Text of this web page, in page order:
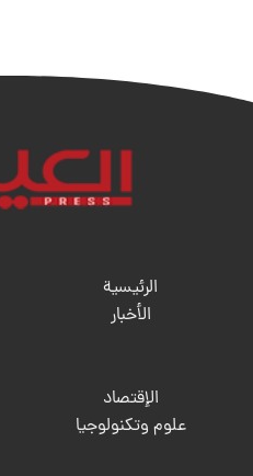
الرئيسية
الأخبار
الإقتصاد
علوم وتكنولوجيا